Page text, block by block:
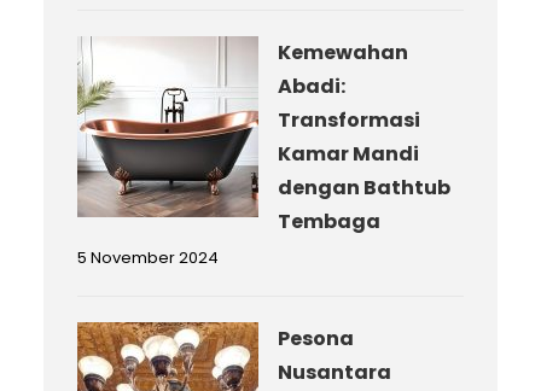
Kemewahan
Abadi:
Transformasi
Kamar Mandi
dengan Bathtub
Tembaga
5 November 2024
Pesona
Nusantara